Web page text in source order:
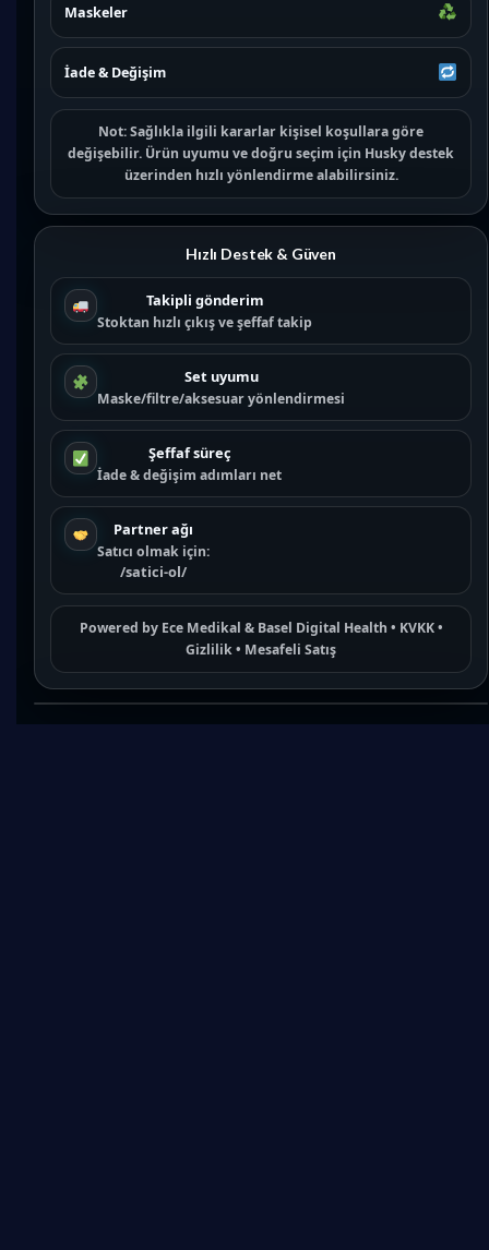
Maskeler
İade & Değişim
Not:Sağlıkla ilgili kararlar kişisel koşullara göre
değişebilir. Ürün uyumu ve doğru seçim için Husky destek
üzerinden hızlı yönlendirme alabilirsiniz.
Hızlı Destek & Güven
Takipli gönderim
Stoktan hızlı çıkış ve şeffaf takip
Set uyumu
Maske/filtre/aksesuar yönlendirmesi
Şeffaf süreç
İade & değişim adımları net
Partner ağı
Satıcı olmak için:
/satici-ol/
Powered by Ece Medikal & Basel Digital Health • KVKK•
Gizlilik• Mesafeli Satış